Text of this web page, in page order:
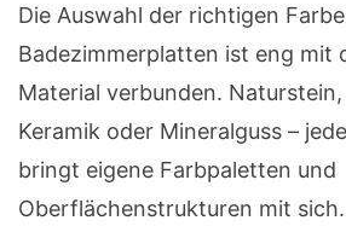
Die Auswahl der richtigen
Badezimmerplatten ist eng mit
Material verbunden.
Keramik oder Mineralguss –
bringt eigene Farbpaletten und
Oberflächenstrukturen mit